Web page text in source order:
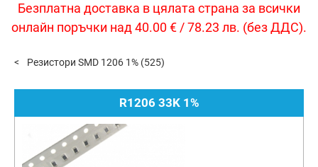
Безплатна доставка в цялата страна за всички
онлайн поръчки над 40.00 € / 78.23 лв. (без ДДС).
Резистори SMD 1206 1% (525)
R1206 33K 1%